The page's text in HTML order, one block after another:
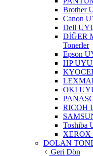
Brother
Canon
Dell
DİĞER
Tonerler
Epson
HP
OKI
RICOH
Toshiba
XEROX
DOLAN
Geri Dön